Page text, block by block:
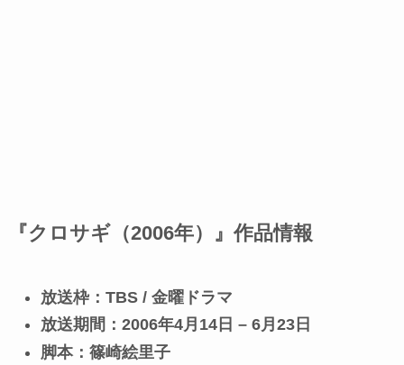
『クロサギ（2006年）』作品情報
放送枠：TBS / 金曜ドラマ
放送期間：2006年4月14日 – 6月23日
脚本：篠崎絵里子